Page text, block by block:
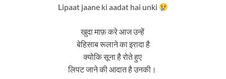
Lipaat jaane ki aadat hai unki
खुदा माफ़ करे आज उन्हें
बेहिसाब रूलाने का इरादा है
क्योकि सूना है रोते हुए
लिपट जाने की आदात है उनकी।